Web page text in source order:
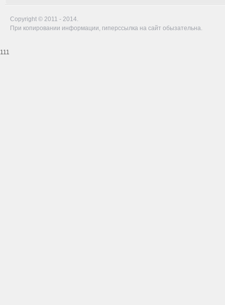
Copyright © 2011 - 2014.
При копировании информации, гиперссылка на сайт обызательна.
111